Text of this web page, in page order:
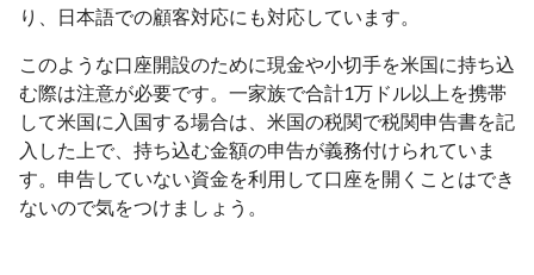
り、日本語での顧客対応にも対応しています。
このような口座開設のために現金や小切手を米国に持ち込
む際は注意が必要です。一家族で合計1万ドル以上を携帯
して米国に入国する場合は、米国の税関で税関申告書を記
入した上で、持ち込む金額の申告が義務付けられていま
す。申告していない資金を利用して口座を開くことはでき
ないので気をつけましょう。